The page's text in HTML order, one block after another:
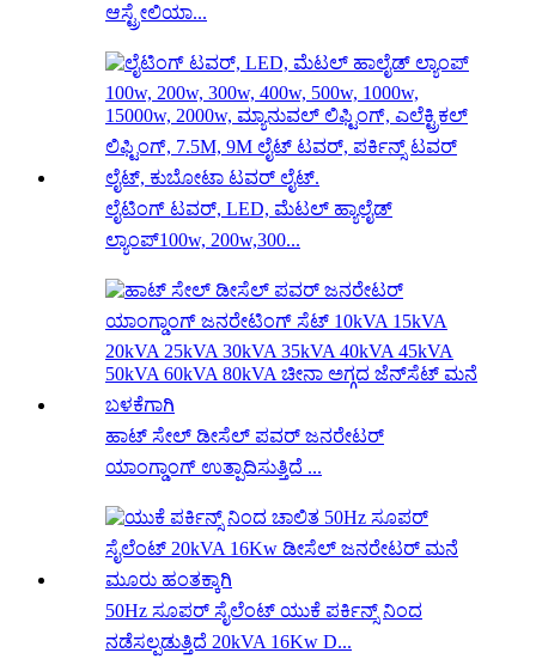
ಆಸ್ಟ್ರೇಲಿಯಾ...
ಲೈಟಿಂಗ್ ಟವರ್, LED, ಮೆಟಲ್ ಹ್ಯಾಲೈಡ್
ಲ್ಯಾಂಪ್100w, 200w,300...
ಹಾಟ್ ಸೇಲ್ ಡೀಸೆಲ್ ಪವರ್ ಜನರೇಟರ್
ಯಾಂಗ್ಡಾಂಗ್ ಉತ್ಪಾದಿಸುತ್ತಿದೆ ...
50Hz ಸೂಪರ್ ಸೈಲೆಂಟ್ ಯುಕೆ ಪರ್ಕಿನ್ಸ್ ನಿಂದ
ನಡೆಸಲ್ಪಡುತ್ತಿದೆ 20kVA 16Kw D...